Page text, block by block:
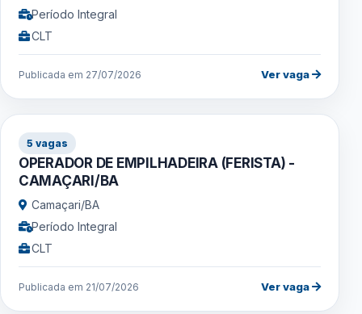
Período Integral
CLT
Publicada em 27/07/2026 Ver vaga
5 vagas
OPERADOR DE EMPILHADEIRA (FERISTA) -
CAMAÇARI/BA
Camaçari/BA
Período Integral
CLT
Publicada em 21/07/2026 Ver vaga